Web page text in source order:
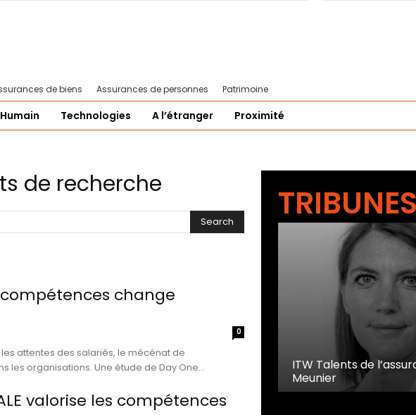
de biens Assurances de personnes Patrimoine
Technologies A l’étranger Proximité
de recherche
Search
change
0
les attentes des salariés, le mécénat de
les organisations. Une étude de Day One...
valorise les compétences
TRIBUNES
ITW Talents de
Meunier